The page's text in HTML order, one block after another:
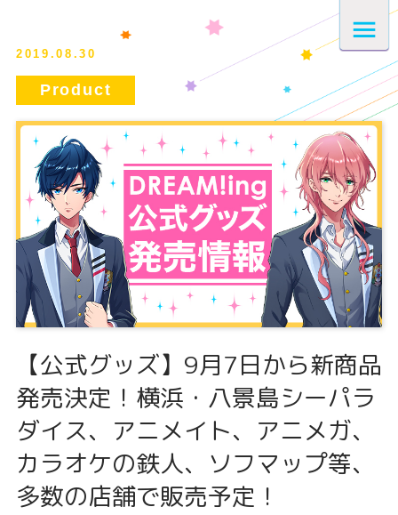
2019.08.30
【公式グッズ】9月7日から新商品
発売決定！横浜・八景島シーパラ
ダイス、アニメイト、アニメガ、
カラオケの鉄人、ソフマップ等、
多数の店舗で販売予定！